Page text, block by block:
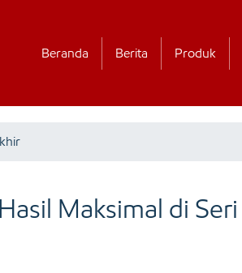
Beranda Berita Produk
Maksimal di Seri